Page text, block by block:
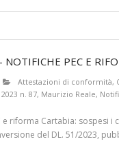
PEC E
Attestazioni di conformità,
n. 87, Maurizio Reale,
e riforma Cartabia:
del DL. 51/2023,